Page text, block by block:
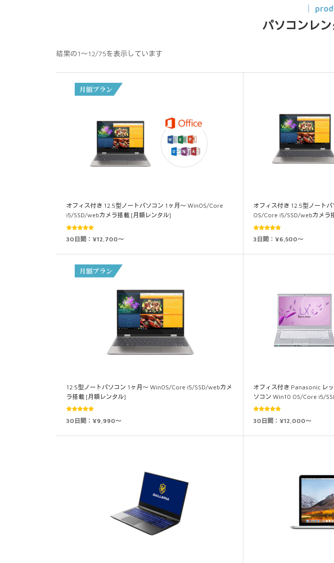
パソコンレ
結果の1～12/75を表示しています
オフィス付き 12.5型ノートパソコン 1ヶ月～ WinOS/Core
i5/SSD/webカメラ搭載 [月額レンタル]
5段階中
30日間：¥12,700～
オフィス付き 12.5型ノート
OS/Core i5/SSD/webカメラ
5段階中
3日間：¥6,500～
12.5型ノートパソコン 1ヶ月～ WinOS/Core i5/SSD/webカメ
ラ搭載 [月額レンタル]
5段階中
30日間：¥9,990～
オフィス付き Panasonic レ
ソコン Win10 OS/Core i5/
5段階中
30日間：¥12,000～